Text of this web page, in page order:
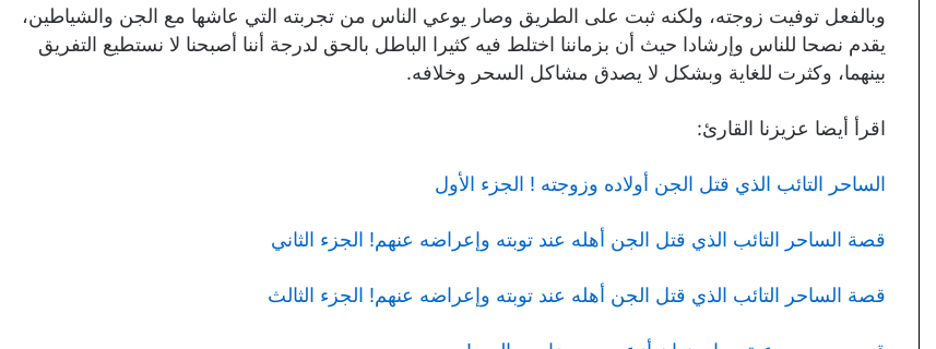
وبالفعل توفيت زوجته، ولكنه ثبت على الطريق وصار يوعي الناس من تجربته التي عاشها مع الجن والشياطين،
يقدم نصحا للناس وإرشادا حيث أن بزماننا اختلط فيه كثيرا الباطل بالحق لدرجة أننا أصبحنا لا نستطيع التفريق
بينهما، وكثرت للغاية وبشكل لا يصدق مشاكل السحر وخلافه.
اقرأ أيضا عزيزنا القارئ:
الساحر التائب الذي قتل الجن أولاده وزوجته ! الجزء الأول
قصة الساحر التائب الذي قتل الجن أهله عند توبته وإعراضه عنهم! الجزء الثاني
قصة الساحر التائب الذي قتل الجن أهله عند توبته وإعراضه عنهم! الجزء الثالث